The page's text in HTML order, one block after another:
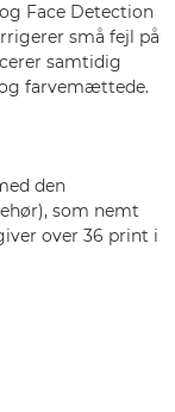
Face Detection
små fejl på
samtidig
farvemættede.
den
som nemt
over 36 print i